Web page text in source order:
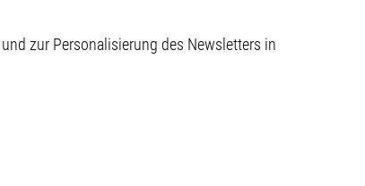
zur Personalisierung des Newsletters in